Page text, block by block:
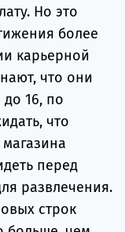
Но это
более
карьерной
что они
до 16, по
что
перед
развлечения.
строк